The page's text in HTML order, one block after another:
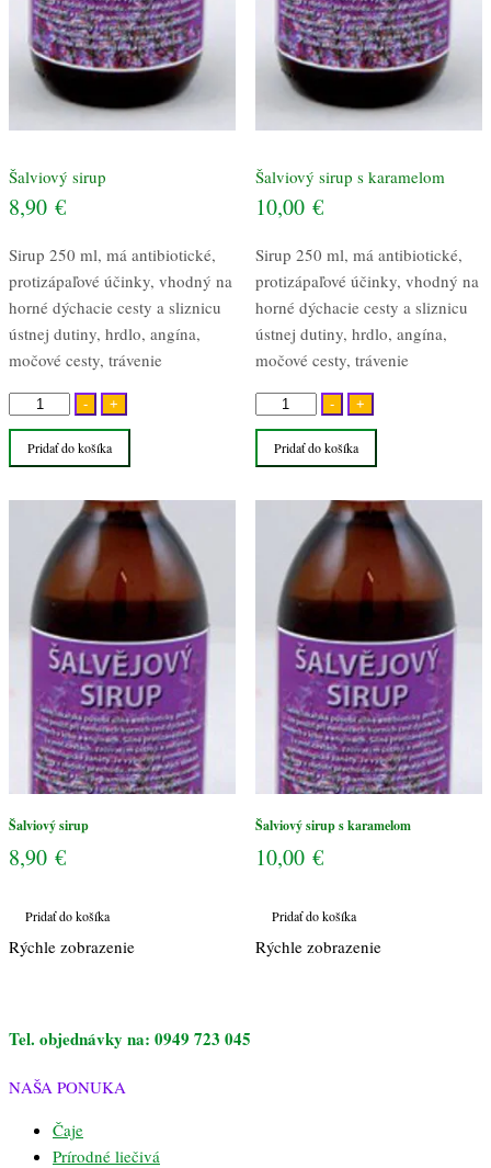
Šalviový sirup
8,90 €
Sirup 250 ml, má antibiotické,
protizápaľové účinky, vhodný na
horné dýchacie cesty a sliznicu
ústnej dutiny, hrdlo, angína,
močové cesty, trávenie
-
množstvo
Šalviový
sirup
+
Pridať do košíka
Šalviový sirup
8,90 €
Pridať do košíka
Rýchle zobrazenie
Šalviový sirup s karamelom
10,00 €
Sirup 250 ml, má antibiotické,
protizápaľové účinky, vhodný na
horné dýchacie cesty a sliznicu
ústnej dutiny, hrdlo, angína,
močové cesty, trávenie
-
množstvo
Šalviový
sirup
karamelom
+
Pridať do košíka
Šalviový sirup s karamelom
10,00 €
Pridať do košíka
Rýchle zobrazenie
Tel. objednávky na: 0949 723 045
NAŠA PONUKA
Čaje
Prírodné liečivá